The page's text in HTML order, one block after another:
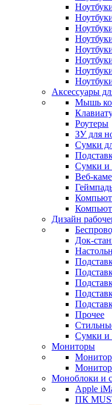
Аксессуары
Мышь
Роутеры
ЗУ для
Сумки
Сумки и
Веб-
Дизайн
Док-
Прочее
Сумки и
Мониторы
Моноблоки и
Apple
ПК